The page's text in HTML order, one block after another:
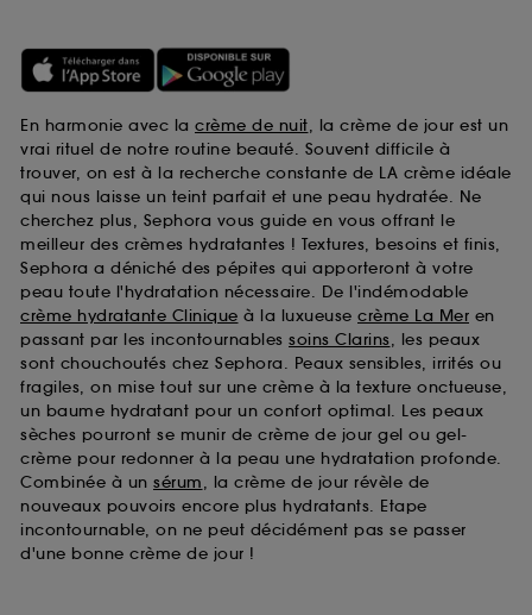
En harmonie avec la crème de nuit, la crème de jour est un
vrai rituel de notre routine beauté. Souvent difficile à
trouver, on est à la recherche constante de LA crème idéale
qui nous laisse un teint parfait et une peau hydratée. Ne
cherchez plus, Sephora vous guide en vous offrant le
meilleur des crèmes hydratantes ! Textures, besoins et finis,
Sephora a déniché des pépites qui apporteront à votre
peau toute l'hydratation nécessaire. De l'indémodable
crème hydratante Clinique à la luxueuse crème La Mer en
passant par les incontournables soins Clarins, les peaux
sont chouchoutés chez Sephora. Peaux sensibles, irrités ou
fragiles, on mise tout sur une crème à la texture onctueuse,
un baume hydratant pour un confort optimal. Les peaux
sèches pourront se munir de crème de jour gel ou gel-
crème pour redonner à la peau une hydratation profonde.
Combinée à un sérum, la crème de jour révèle de
nouveaux pouvoirs encore plus hydratants. Etape
incontournable, on ne peut décidément pas se passer
d'une bonne crème de jour !